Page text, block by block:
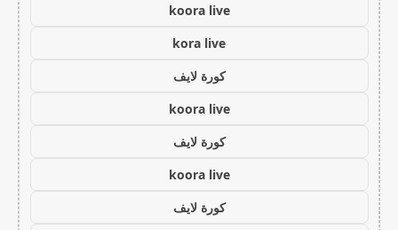
koora live
kora live
كورة لايف
koora live
كورة لايف
koora live
كورة لايف